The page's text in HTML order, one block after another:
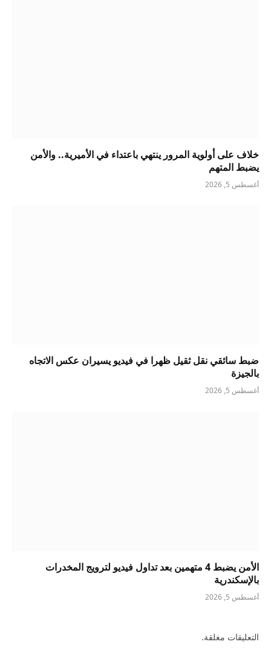
خلاف على أولوية المرور ينتهي باعتداء في الأميرية.. والأمن
يضبط المتهم
أغسطس 5, 2026
ضبط سائقي نقل ثقيل ظهرا في فيديو يسيران عكس الاتجاه
بالجيزة
أغسطس 5, 2026
الأمن يضبط 4 متهمين بعد تداول فيديو لترويج المخدرات
بالإسكندرية
أغسطس 5, 2026
التعليقات مغلقة.